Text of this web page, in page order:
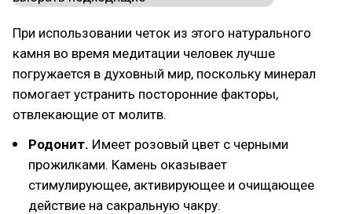
При использовании четок из этого натурального
камня во время медитации человек лучше
погружается в духовный мир, поскольку минерал
помогает устранить посторонние факторы,
отвлекающие от молитв.
Родонит. Имеет розовый цвет с черными
прожилками. Камень оказывает
стимулирующее, активирующее и очищающее
действие на сакральную чакру.